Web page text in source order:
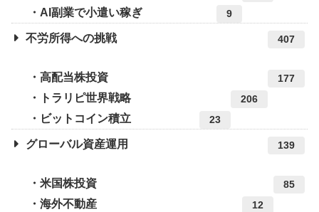
AI副業で小遣い稼ぎ 9
不労所得への挑戦 407
高配当株投資 177
トラリピ世界戦略 206
ビットコイン積立 23
グローバル資産運用 139
米国株投資 85
海外不動産 12